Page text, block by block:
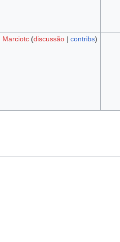
Marciotc (discussão| contribs)